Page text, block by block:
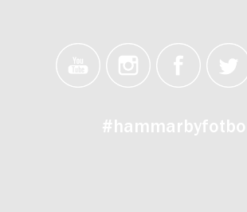
#hammarbyfotboll